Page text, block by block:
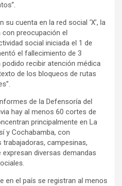
cuenta en la red social ‘X’, la
con preocupación el
social iniciada el 1 de
el fallecimiento de 3
podido recibir atención médica
de los bloqueos de rutas
de la Defensoría del
hay al menos 60 cortes de
principalmente en La
y Cochabamba, con
campesinas,
diversas demandas
en el país se registran al menos